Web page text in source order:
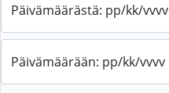
Päivämäärästä: pp/kk/vvvv
Päivämäärään: pp/kk/vvvv